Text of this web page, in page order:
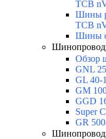
TCB
Шины
TCB
Шины с
Обзор
GNL
GL 40-
GM
GGD
Super
GR